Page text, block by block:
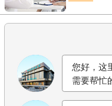
您好，这
需要帮忙